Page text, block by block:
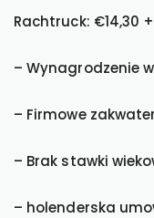
Rachtruck: €14,30
– Wynagrodzenie
– Firmowe
– Brak stawki
– holenderska